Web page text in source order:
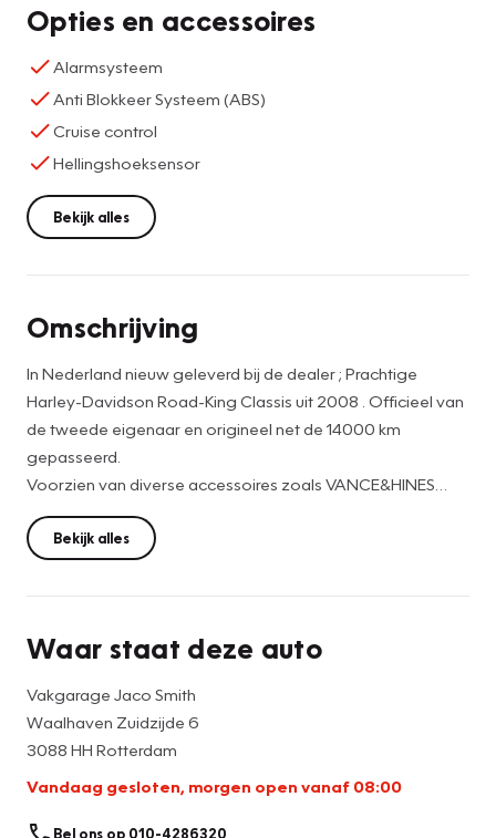
Opties en accessoires
Alarmsysteem
Anti Blokkeer Systeem (ABS)
Cruise control
Hellingshoeksensor
Bekijk alles
Omschrijving
In Nederland nieuw geleverd bij de dealer ; Prachtige
Harley-Davidson Road-King Classis uit 2008 . Officieel van
de tweede eigenaar en origineel net de 14000 km
gepasseerd.
Voorzien van diverse accessoires zoals VANCE&HINES
ovalls , Screamin Eagle luchtfilter , Afneembaar C.V.O.
windscherm getint .
De motor wordt geleverd inclusief 15000km beurt .
*onderhoudsbeurt
*Poetsbeurt
*6 maanden Vakgarage garantie
Bekijk alles
Waar staat deze auto
Vakgarage Jaco Smith
Waalhaven Zuidzijde 6
3088 HH Rotterdam
Vandaag gesloten, morgen open vanaf 08:00
Bel ons op 010-4286320